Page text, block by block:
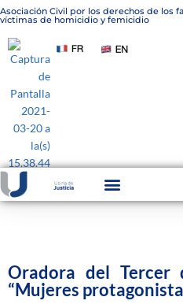
Asociación Civil por los derechos de los
víctimas de homicidio y femicidio
Oradora del Tercer
“Mujeres